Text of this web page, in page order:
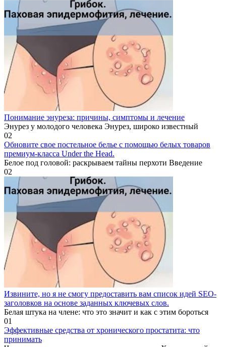
Понимание энуреза: причины, симптомы и лечение
Энурез у молодого человека Энурез, широко известный
02
Обновите свое постельное белье с помощью белых товаров
премиум-класса Under the Head.
Белое под головой: раскрываем тайны перхоти Введение
02
Извините, но я не смогу предоставить вам список идей SEO-
заголовков на основе заданных ключевых слов.
Белая штука на члене: что это значит и как с этим бороться
01
Эффективные средства от хронического простатита: что
принимать